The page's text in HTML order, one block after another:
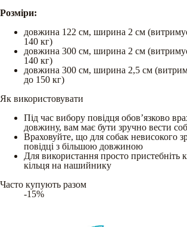
Розміри:
довжина 122 см, ширина 2 см
140 кг)
довжина 300 см, ширина 2 см
140 кг)
довжина 300 см, ширина 2,5 см
до 150 кг)
Як використовувати
Під час вибору повідця обов’язково
довжину, вам має бути зручно вести
Враховуйте, що для собак невисокого
повідці з більшою довжиною
Для використання просто пристебніть
кільця на нашийнику
Часто купують разом
-15%